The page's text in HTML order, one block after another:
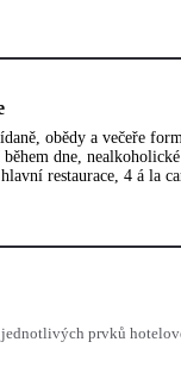
obědy a večeře
během dne,
restaurace, 4 á la
prvků